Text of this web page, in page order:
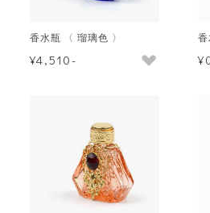
香水瓶 〈 瑠璃色 〉
¥4,510-
香